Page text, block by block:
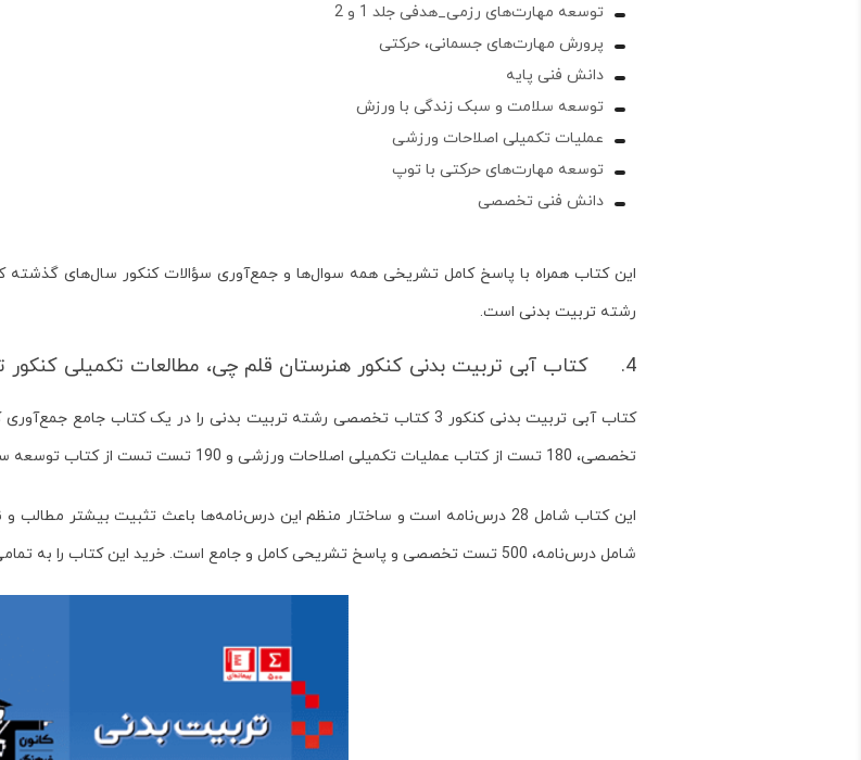
توسعه مهارت‌های رزمی_هدفی جلد 1 و 2
پرورش مهارت‌های جسمانی، حرکتی
دانش فنی پایه
توسعه سلامت و سبک زندگی با ورزش
عملیات تکمیلی اصلاحات ورزشی
توسعه مهارت‌های حرکتی با توپ
دانش فنی تخصصی
این کتاب همراه با پاسخ کامل تشریخی همه سوال‌ها و جمع‌آوری سؤالات کنکور سال‌های گذشته
رشته تربیت بدنی است.
4. کتاب آبی تربیت بدنی کنکور هنرستان قلم چی، مطالعات تکمیلی کنکور تربیت بدنی
تخصصی، 180 تست از کتاب عملیات تکمیلی اصلاحات ورزشی و 190 تست تست از کتاب توسعه سلامت و سبک زندگی با ورزش است.
این کتاب شامل 28 درس‌نامه است و ساختار منظم این درس‌نامه‌ها باعث تثبیت
شامل درس‌نامه، 500 تست تخصصی و پاسخ تشریحی کامل و جامع است. خرید این کتاب را به تمامی کنکوری‌های رشته تربیت بدنی پیشنهاد می‌کنیم.